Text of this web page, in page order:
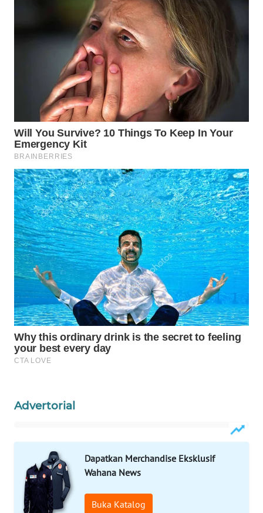
Advertorial
Dapatkan Merchandise Eksklusif
Wahana News
Buka Katalog
WAHANANEWS
WAHANANEWS
NET
WAHANA
SPORT
WAHANA
UMKM
WAHANA
SELEB
WAHANA
PERSONA
WAHANA
OTOMOTIF
WAHANA
HEALTH
DESA
WAHANA
Wahana
Network